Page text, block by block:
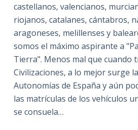
castellanos, valencianos,
riojanos, catalanes, cántabros,
aragoneses, melillenses y
somos el máximo aspirante a
Tierra". Menos mal que cuando
Civilizaciones, a lo mejor surge
Autonomías de España y aún
las matrículas de los vehículos
se consuela…